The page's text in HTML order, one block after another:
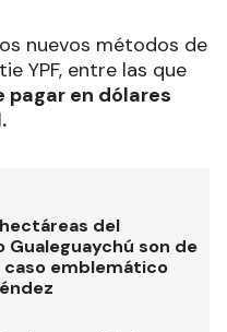
nuevos métodos de
YPF, entre las que
pagar en dólares
del
son de
caso emblemático